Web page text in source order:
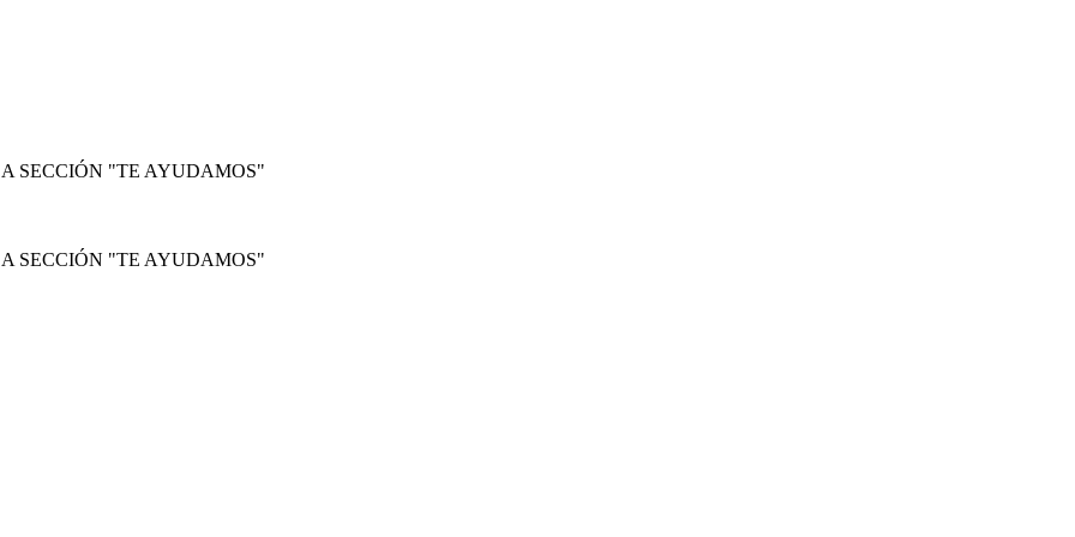
SECCIÓN "TE AYUDAMOS"
SECCIÓN "TE AYUDAMOS"